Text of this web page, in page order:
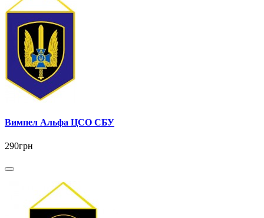
Вимпел Альфа ЦСО СБУ
290грн